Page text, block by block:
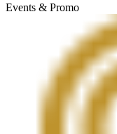
Events & Promo